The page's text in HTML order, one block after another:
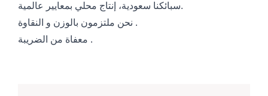
سبائكنا سعودية، إنتاج محلي بمعايير عالمية.
نحن ملتزمون بالوزن و النقاوة .
معفاة من الضريبة .